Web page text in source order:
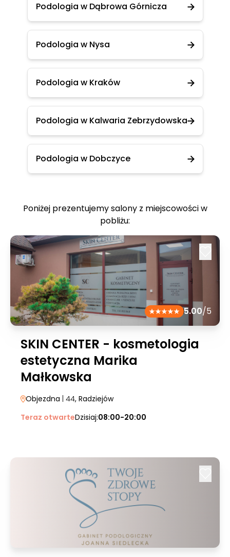
Podologia w Dąbrowa Górnicza
Podologia w Nysa
Podologia w Kraków
Podologia w Kalwaria Zebrzydowska
Podologia w Dobczyce
Poniżej prezentujemy salony z miejscowości w
pobliżu:
5.00/5
SKIN CENTER - kosmetologia
estetyczna Marika
Małkowska
Objezdna | 44, Radziejów
Teraz otwarteDzisiaj:08:00-20:00